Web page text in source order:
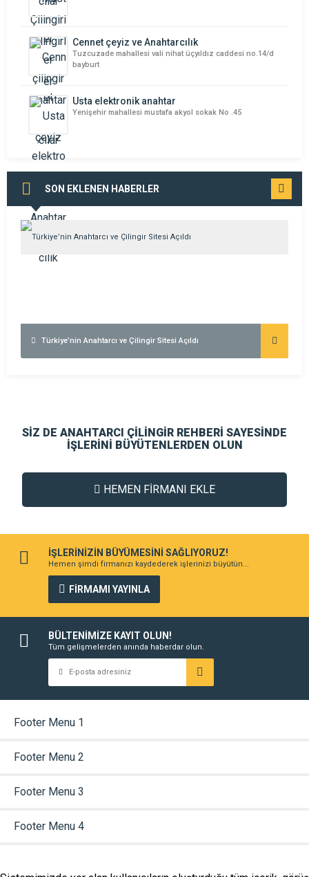
Cennet çeyiz ve Anahtarcılık
Tuzcuzade mahallesi vali nihat üçyıldız caddesi no.14/d
bayburt
Usta elektronik anahtar
Yenişehir mahallesi mustafa akyol sokak No .45
SON EKLENEN HABERLER
GÖR
Türkiye’nin Anahtarcı ve Çilingir Sitesi Açıldı
SİZ DE ANAHTARCI ÇİLİNGİR REHBERİ SAYESİNDE
İŞLERİNİ BÜYÜTENLERDEN OLUN
HEMEN FİRMANI EKLE
İŞLERİNİZİN BÜYÜMESİNİ SAĞLIYORUZ!
Hemen şimdi firmanızı kaydederek işlerinizi büyütün...
FİRMAMI YAYINLA
BÜLTENİMİZE KAYIT OLUN!
Tüm gelişmelerden anında haberdar olun.
Footer Menu 1
Footer Menu 2
Footer Menu 3
Footer Menu 4